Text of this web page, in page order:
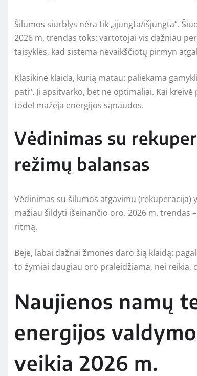
Šilumos siurblys nėra tik „įjungta/išjungta“.
2026 m. trendas toks: vartotojai vis dažniau
taisykles, kad sistema nevaikščiotų pirmyn
Klasikinė klaida, kurią matau: paliekama
pati“. Ji apsitvarko, bet ne optimaliai. Kai
todėl mažėja energijos sąnaudos.
Vėdinimas su
režimų balansas
Vėdinimas su šilumos atgavimu
mažiau šildyti išeinančio oro. 2026 m. trendas
ritmą.
Beje, labai dažnai žmonės daro šią klaidą:
to žymiai daugiau oro praleidžiama, nei
Naujienos namų
energijos
veikia 2026 m.